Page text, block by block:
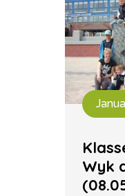
Wyk